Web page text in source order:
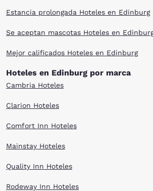
Estancia prolongada Hoteles en Edinburg
Se aceptan mascotas Hoteles en
Mejor calificados Hoteles en Edinburg
Hoteles en Edinburg por marca
Cambria Hoteles
Clarion Hoteles
Comfort Inn Hoteles
Mainstay Hoteles
Quality Inn Hoteles
Rodeway Inn Hoteles